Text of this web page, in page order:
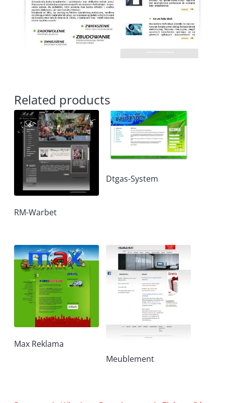
Related products
RM-Warbet
Dtgas-System
Max Reklama
Meublement